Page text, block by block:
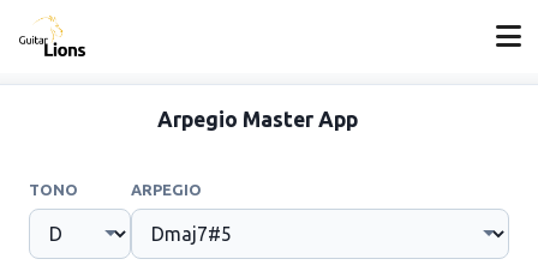
Arpegio Master App
TONO ARPEGIO